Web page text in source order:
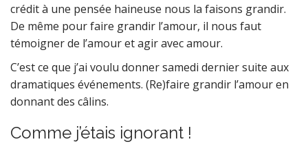
crédit à une pensée haineuse nous la faisons grandir.
De même pour faire grandir l’amour, il nous faut
témoigner de l’amour et agir avec amour.
C’est ce que j’ai voulu donner samedi dernier suite aux
dramatiques événements. (Re)faire grandir l’amour en
donnant des câlins.
Comme j’étais ignorant !